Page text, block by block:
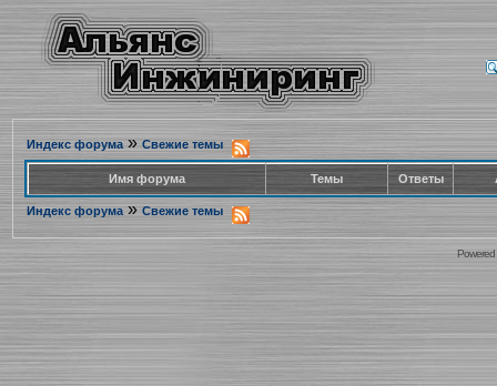
Индекс форума» Свежие темы
Имя форума Темы Ответы
Индекс форума » Свежие темы